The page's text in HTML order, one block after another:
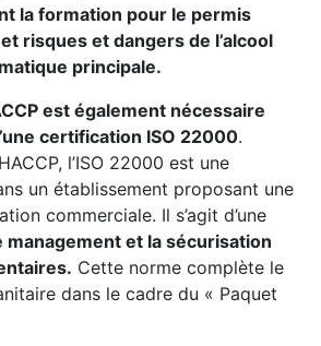
la formation pour le permis
risques et dangers de l’alcool
principale.
est également nécessaire
certification ISO 22000.
l’ISO 22000 est une
un établissement proposant une
commerciale. Il s’agit d’une
et la sécurisation
Cette norme complète le
dans le cadre du « Paquet